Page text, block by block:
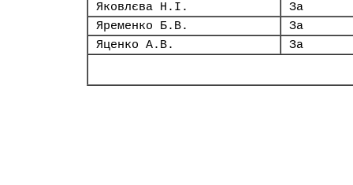
Яковлєва Н.І.
За
Яременко Б.В.
За
Яценко А.В.
За